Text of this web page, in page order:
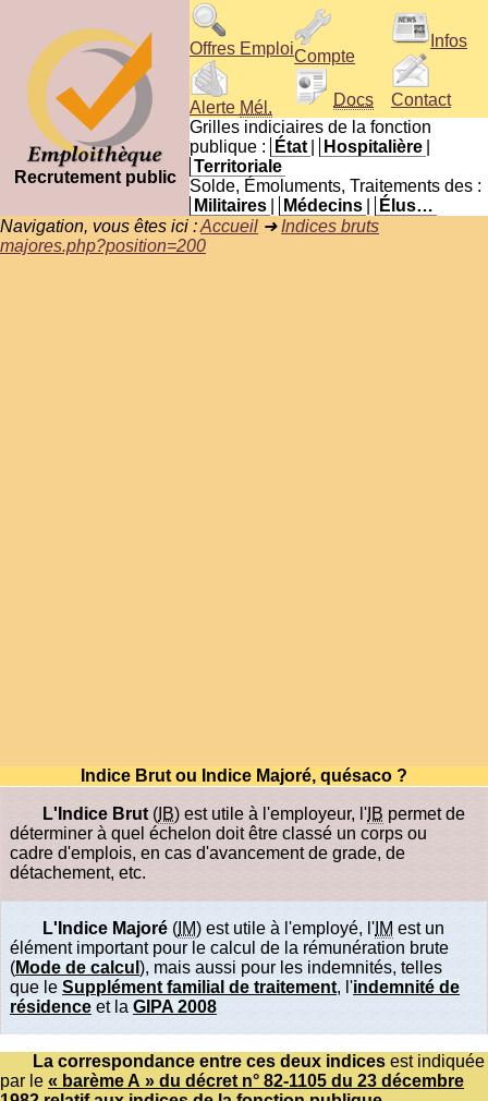
Recrutement public
Offres Emploi
Alerte Mél.
Compte
Docs
Infos
Contact
Grilles indiciaires de la fonction
publique :
État Hospitalière
Territoriale
Solde, Émoluments, Traitements des :
Militaires
Médecins
Élus…
Navigation, vous êtes ici :Accueil ➜ Indices bruts
majores.php?position=200
Indice Brut ou Indice Majoré, quésaco ?
L'Indice Brut ( IB) est utile à l'employeur, l' IB permet de
déterminer à quel échelon doit être classé un corps ou
cadre d'emplois, en cas d'avancement de grade, de
détachement, etc.
L'Indice Majoré ( IM) est utile à l'employé, l' IM est un
élément important pour le calcul de la rémunération brute
(Mode de calcul ), mais aussi pour les indemnités, telles
que le Supplément familial de traitement, l'indemnité de
résidence et la GIPA 2008
La correspondance entre ces deux indices est indiquée
par le « barème A » du décret n° 82-1105 du 23 décembre